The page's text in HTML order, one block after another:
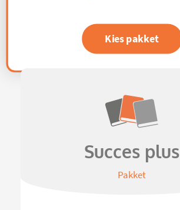
Kies pakket
Succes plus
Pakket